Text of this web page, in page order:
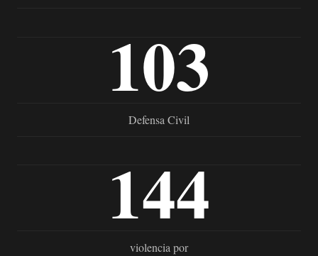
103
Defensa Civil
144
violencia por